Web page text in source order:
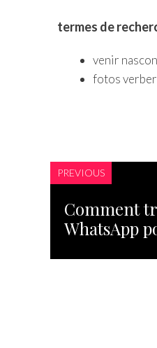
termes de
venir
fotos
PREVIOUS
Comment
WhatsApp